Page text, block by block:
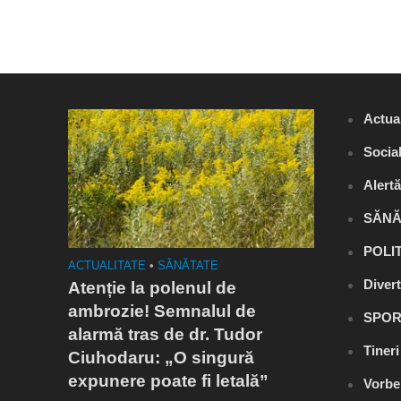
ACTUALITATE • SĂNĂTATE
Atenție la polenul de
ambrozie! Semnalul de
alarmă tras de dr. Tudor
Ciuhodaru: „O singură
expunere poate fi letală”
Tânăr
moarte!
la
iarba
Social